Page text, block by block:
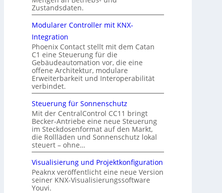
Zustandsdaten.
Modularer Controller mit KNX-
Integration
Phoenix Contact stellt mit dem Catan
C1 eine Steuerung für die
Gebäudeautomation vor, die eine
offene Architektur, modulare
Erweiterbarkeit und Interoperabilität
verbindet.
Steuerung für Sonnenschutz
Mit der CentralControl CC11 bringt
Becker-Antriebe eine neue Steuerung
im Steckdosenformat auf den Markt,
die Rollläden und Sonnenschutz lokal
steuert – ohne…
Visualisierung und Projektkonfiguration
Peaknx veröffentlicht eine neue Version
seiner KNX-Visualisierungssoftware
Youvi.